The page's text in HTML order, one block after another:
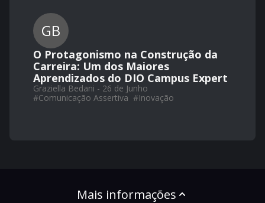
GB
O Protagonismo na Construção da
Carreira: Um dos Maiores
Aprendizados do DIO Campus Expert
Graziella Bedani - 26 de Junho
#Comunicação Assertiva #Inovação
Mais informações